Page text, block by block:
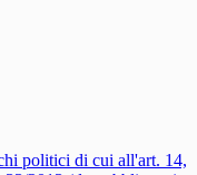
politici di cui all'art. 14,